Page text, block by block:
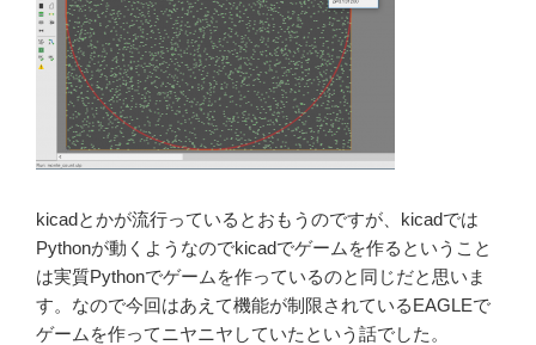
kicadとかが流行っているとおもうのですが、kicadでは
Pythonが動くようなのでkicadでゲームを作るということ
は実質Pythonでゲームを作っているのと同じだと思いま
す。なので今回はあえて機能が制限されているEAGLEで
ゲームを作ってニヤニヤしていたという話でした。